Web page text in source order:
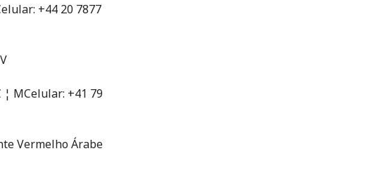
+44 20 7877
MCelular: +41 79
Vermelho Árabe